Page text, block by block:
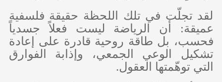
لقد تجلّت في تلك اللحظة حقيقة فلسفية
عميقة: أن الرياضة ليست فعلاً جسدياً
فحسب، بل طاقة روحية قادرة على إعادة
تشكيل الوعي الجمعي، وإذابة الفوارق
التي توهّمتها العقول.